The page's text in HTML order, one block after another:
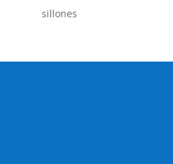
sillones